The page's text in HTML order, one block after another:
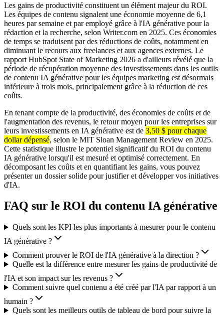
Les gains de productivité constituent un élément majeur du ROI.
Les équipes de contenu signalent une économie moyenne de 6,1
heures par semaine et par employé grâce à l'IA générative pour la
rédaction et la recherche, selon Writer.com en 2025. Ces économies
de temps se traduisent par des réductions de coûts, notamment en
diminuant le recours aux freelances et aux agences externes. Le
rapport HubSpot State of Marketing 2026 a d'ailleurs révélé que la
période de récupération moyenne des investissements dans les outils
de contenu IA générative pour les équipes marketing est désormais
inférieure à trois mois, principalement grâce à la réduction de ces
coûts.
En tenant compte de la productivité, des économies de coûts et de
l'augmentation des revenus, le retour moyen pour les entreprises sur
leurs investissements en IA générative est de 3,50 $ pour chaque
dollar dépensé, selon le MIT Sloan Management Review en 2025.
Cette statistique illustre le potentiel significatif du ROI du contenu
IA générative lorsqu'il est mesuré et optimisé correctement. En
décomposant les coûts et en quantifiant les gains, vous pouvez
présenter un dossier solide pour justifier et développer vos initiatives
d'IA.
FAQ sur le ROI du contenu IA générative
Quels sont les KPI les plus importants à mesurer pour le contenu
IA générative ?
Comment prouver le ROI de l'IA générative à la direction ?
Quelle est la différence entre mesurer les gains de productivité de
l'IA et son impact sur les revenus ?
Comment suivre quel contenu a été créé par l'IA par rapport à un
humain ?
Quels sont les meilleurs outils de tableau de bord pour suivre la